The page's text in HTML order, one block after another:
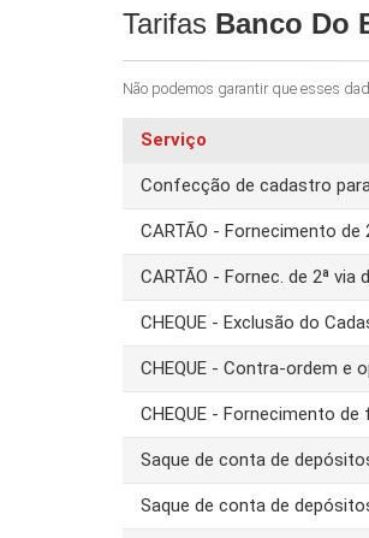
Tarifas Banco Do
Não podemos garantir que esses
Serviço
Confecção de cadastro
CARTÃO - Fornecimento
CARTÃO - Fornec. de 2ª
CHEQUE - Exclusão do
CHEQUE - Contra-ordem e
CHEQUE - Fornecimento
Saque de conta de
Saque de conta de